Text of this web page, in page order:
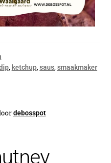
, ketchup,saus,smaakmaker
debosspot